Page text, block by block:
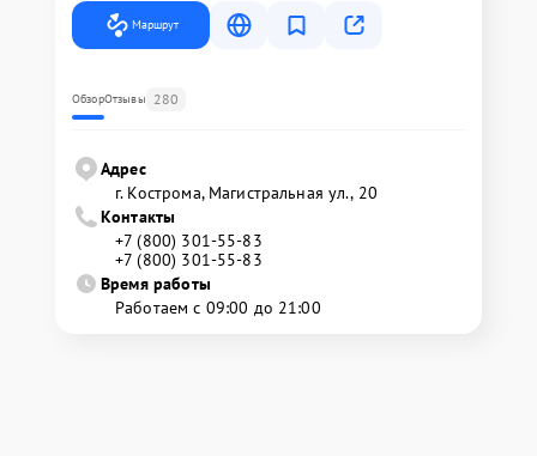
Маршрут
ОбзорОтзывы 280
Адрес
г. Кострома, Магистральная ул., 20
Контакты
+7 (800) 301-55-83
+7 (800) 301-55-83
Время работы
Работаем с 09:00 до 21:00